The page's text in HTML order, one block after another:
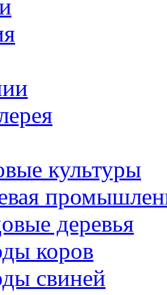
культуры
деревья
коров
свиней